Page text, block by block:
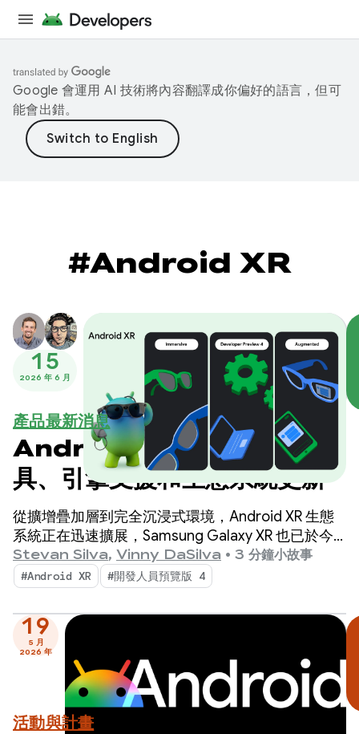
Google 會運用 AI 技術將內容翻譯成你偏好的語言，但可
能會出錯。
#Android XR
15
2026 年 6 月
產品最新消息
Android XR 最新動態：工
具、引擎支援和生態系統更新
從擴增疊加層到完全沉浸式環境，Android XR 生態
系統正在迅速擴展，Samsung Galaxy XR 也已於今
天上市。
Stevan Silva, Vinny DaSilva • 3 分鐘小故事
#Android XR #開發人員預覽版 4
19
5 月
2026 年
活動與計畫